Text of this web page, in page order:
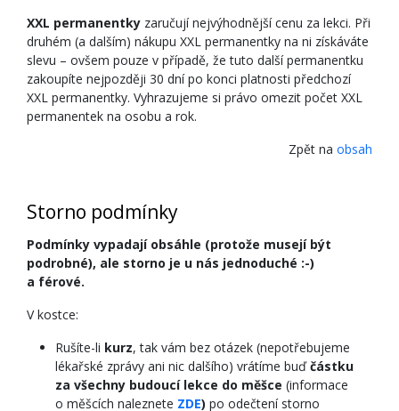
XXL permanentky zaručují nejvýhodnější cenu za lekci. Při
druhém (a dalším) nákupu XXL permanentky na ni získáváte
slevu – ovšem pouze v případě, že tuto další permanentku
zakoupíte nejpozději 30 dní po konci platnosti předchozí
XXL permanentky. Vyhrazujeme si právo omezit počet XXL
permanentek na osobu a rok.
Zpět na obsah
Storno podmínky
Podmínky vypadají obsáhle (protože musejí být
podrobné), ale storno je u nás jednoduché :-)
a férové.
V kostce:
Rušíte-li kurz, tak vám bez otázek (nepotřebujeme
lékařské zprávy ani nic dalšího) vrátíme buďčástku
za všechny budoucí lekce do měšce (informace
o měšcích naleznete ZDE) po odečtení storno